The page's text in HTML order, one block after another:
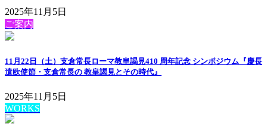
2025年11月5日
ご案内
11月22日（土）支倉常長ローマ教皇謁見410 周年記念 シンポジウム『慶長
遣欧使節・支倉常長の 教皇謁見とその時代』
2025年11月5日
WORKS